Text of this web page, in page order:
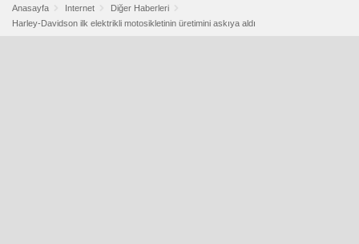
Anasayfa Internet
Diğer Haberleri
Harley-Davidson ilk elektrikli motosikletinin üretimini askıya aldı